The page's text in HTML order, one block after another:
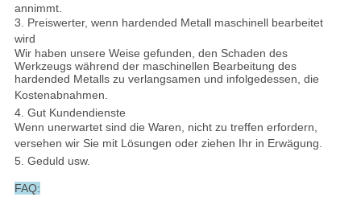
annimmt.
3. Preiswerter, wenn hardended Metall maschinell bearbeitet
wird
Wir haben unsere Weise gefunden, den Schaden des
Werkzeugs während der maschinellen Bearbeitung des
hardended Metalls zu verlangsamen und infolgedessen, die
Kostenabnahmen.
4. Gut Kundendienste
Wenn unerwartet sind die Waren, nicht zu treffen erfordern,
versehen wir Sie mit Lösungen oder ziehen Ihr in Erwägung.
5. Geduld usw.
FAQ: